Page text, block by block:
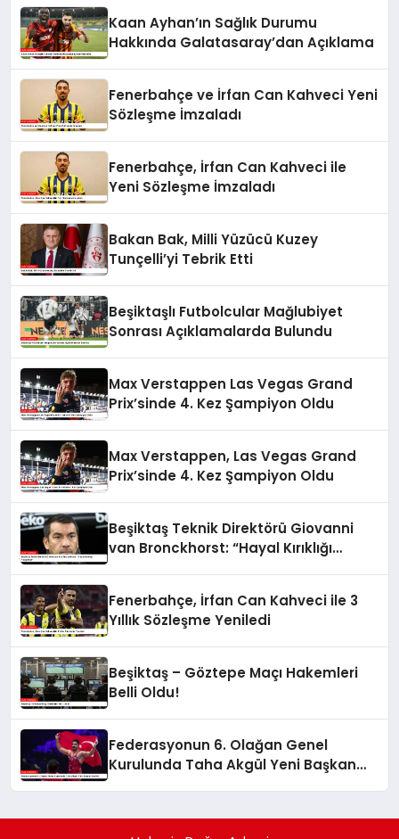
Kaan Ayhan’ın Sağlık Durumu
Hakkında Galatasaray’dan Açıklama
Fenerbahçe ve İrfan Can Kahveci Yeni
Sözleşme İmzaladı
Fenerbahçe, İrfan Can Kahveci ile
Yeni Sözleşme İmzaladı
Bakan Bak, Milli Yüzücü Kuzey
Tunçelli’yi Tebrik Etti
Beşiktaşlı Futbolcular Mağlubiyet
Sonrası Açıklamalarda Bulundu
Max Verstappen Las Vegas Grand
Prix’sinde 4. Kez Şampiyon Oldu
Max Verstappen, Las Vegas Grand
Prix’sinde 4. Kez Şampiyon Oldu
Beşiktaş Teknik Direktörü Giovanni
van Bronckhorst: “Hayal Kırıklığı
Fenerbahçe, İrfan Can Kahveci ile 3
Yıllık Sözleşme Yeniledi
Beşiktaş – Göztepe Maçı Hakemleri
Belli Oldu!
Federasyonun 6. Olağan Genel
Kurulunda Taha Akgül Yeni Başkan